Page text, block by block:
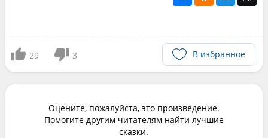
29 3 В избранное
Оцените, пожалуйста, это произведение.
Помогите другим читателям найти лучшие
сказки.